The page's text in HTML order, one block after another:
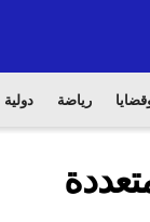
رياضة دولية